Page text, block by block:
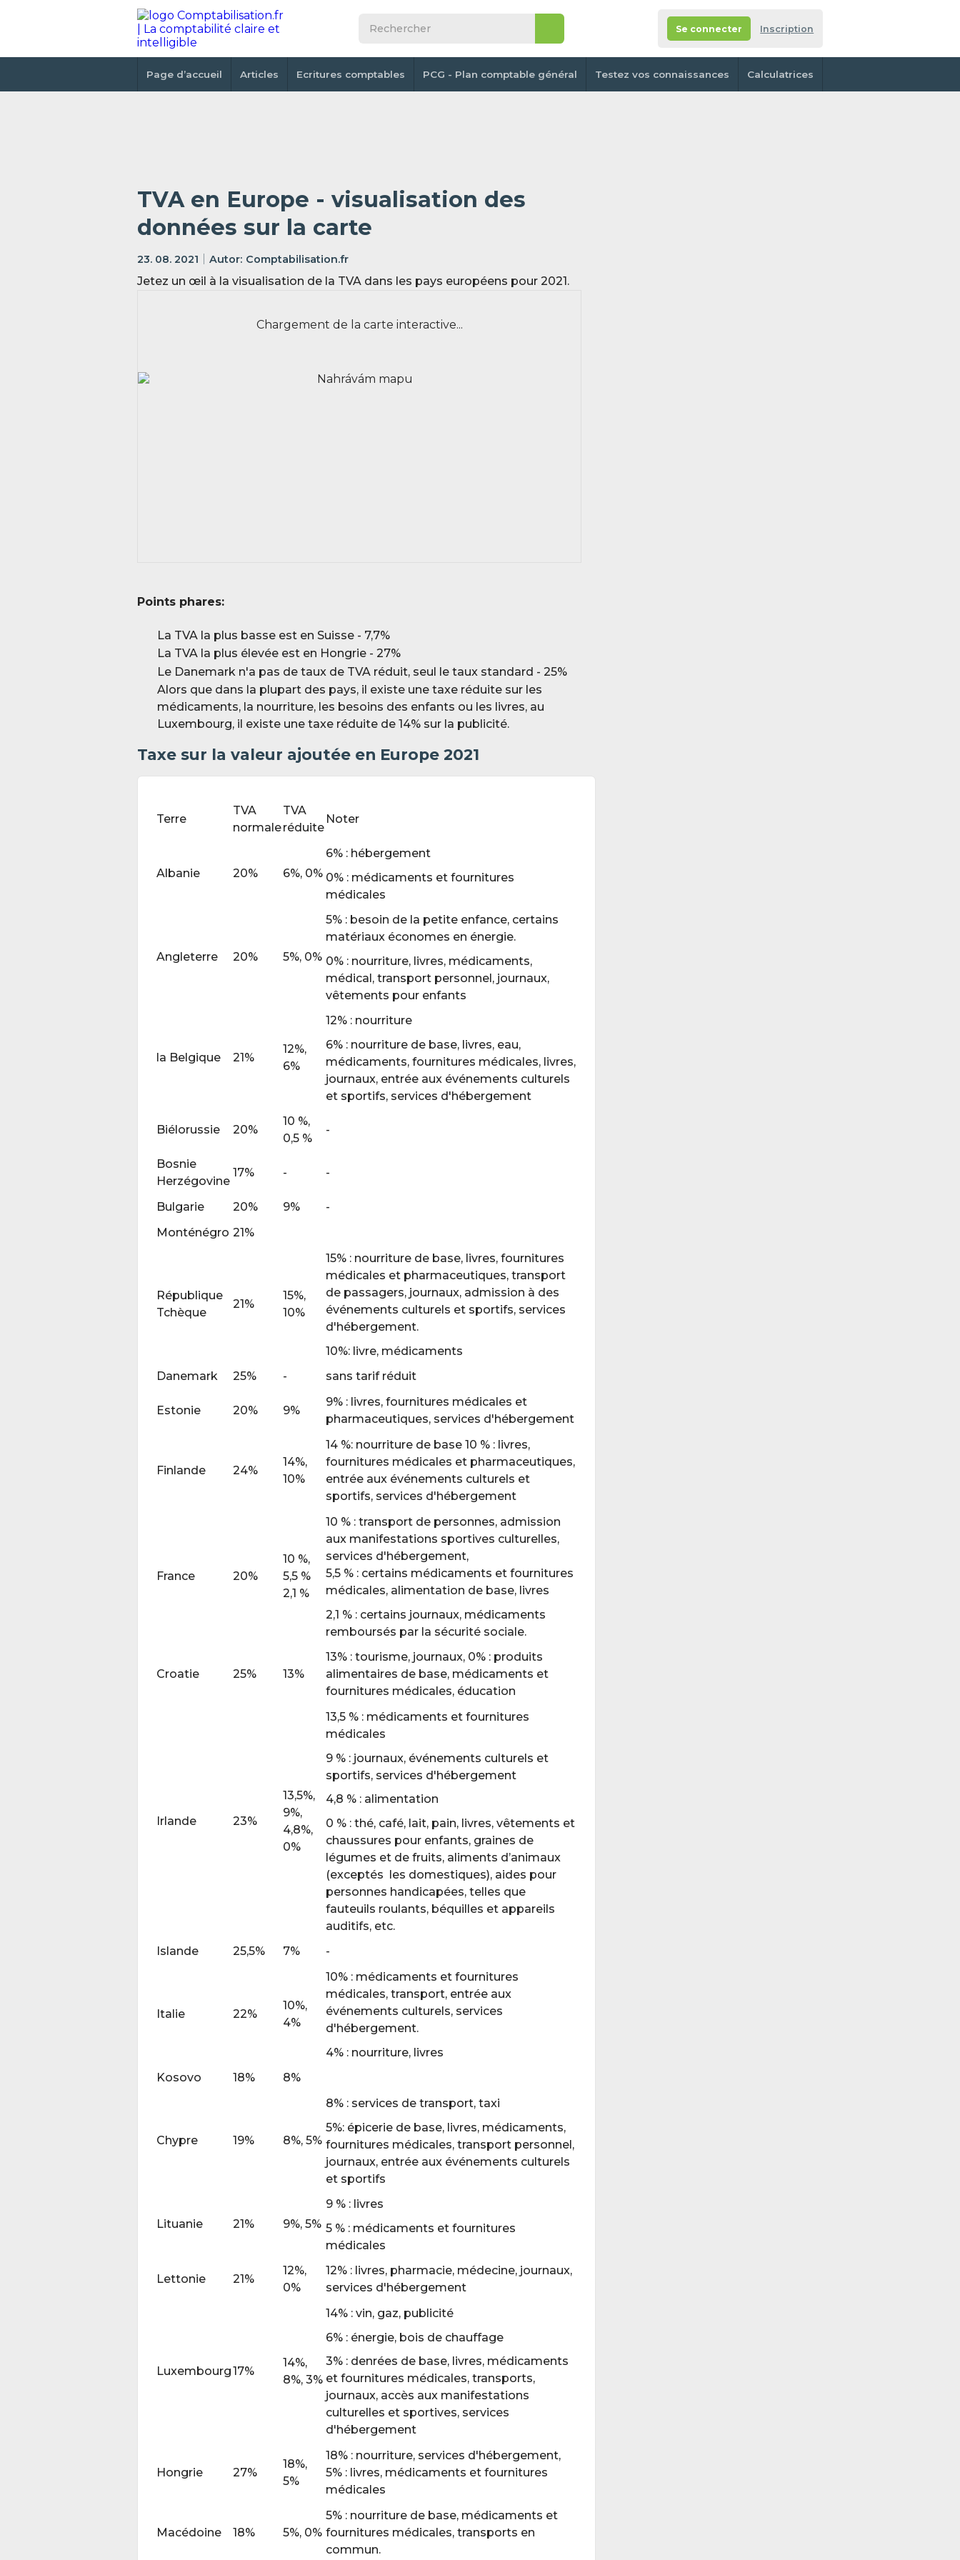
Se connecter Inscription
Page d’accueil Articles Ecritures comptables PCG - Plan comptable général Testez vos connaissances Calculatrices
TVA en Europe - visualisation des
données sur la carte
23. 08. 2021 Comptabilisation.fr
Jetez un œil à la visualisation de la TVA dans les pays européens pour 2021.
Chargement de la carte interactive...
Points phares:
La TVA la plus basse est en Suisse - 7,7%
La TVA la plus élevée est en Hongrie - 27%
Le Danemark n'a pas de taux de TVA réduit, seul le taux standard - 25%
Alors que dans la plupart des pays, il existe une taxe réduite sur les
médicaments, la nourriture, les besoins des enfants ou les livres, au
Luxembourg, il existe une taxe réduite de 14% sur la publicité.
Taxe sur la valeur ajoutée en Europe 2021
Terre
TVA
normale
TVA
réduite
Noter
Albanie 20% 6%, 0%
6% : hébergement
0% : médicaments et fournitures
médicales
Angleterre 20% 5%, 0%
5% : besoin de la petite enfance, certains
matériaux économes en énergie.
0% : nourriture, livres, médicaments,
médical, transport personnel, journaux,
vêtements pour enfants
la Belgique 21%
12%,
6%
12% : nourriture
6% : nourriture de base, livres, eau,
médicaments, fournitures médicales, livres,
journaux, entrée aux événements culturels
et sportifs, services d'hébergement
Biélorussie 20%
10 %,
0,5 %
-
Bosnie
Herzégovine
17% - -
Bulgarie 20% 9%
-
Monténégro 21%
République
Tchèque
21%
15%,
10%
15% : nourriture de base, livres, fournitures
médicales et pharmaceutiques, transport
de passagers, journaux, admission à des
événements culturels et sportifs, services
d'hébergement.
10%: livre, médicaments
Danemark
25% - sans tarif réduit
Estonie 20% 9%
9% : livres, fournitures médicales et
pharmaceutiques, services d'hébergement
Finlande 24%
14%,
10%
14 %: nourriture de base 10 % : livres,
fournitures médicales et pharmaceutiques,
entrée aux événements culturels et
sportifs, services d'hébergement
France 20%
10 %,
5,5 %
2,1 %
10 % : transport de personnes, admission
aux manifestations sportives culturelles,
services d'hébergement,
5,5 % : certains médicaments et fournitures
médicales, alimentation de base, livres
2,1 % : certains journaux, médicaments
remboursés par la sécurité sociale.
Croatie 25% 13%
13% : tourisme, journaux, 0% : produits
alimentaires de base, médicaments et
fournitures médicales, éducation
Irlande 23%
13,5%,
9%,
4,8%,
0%
13,5 % : médicaments et fournitures
médicales
9 % : journaux, événements culturels et
sportifs, services d'hébergement
4,8 % : alimentation
0 % : thé, café, lait, pain, livres, vêtements et
chaussures pour enfants, graines de
légumes et de fruits, aliments d’animaux
(exceptés les domestiques), aides pour
personnes handicapées, telles que
fauteuils roulants, béquilles et appareils
auditifs, etc.
Islande
25,5% 7% -
Italie 22%
10%,
4%
10% : médicaments et fournitures
médicales, transport, entrée aux
événements culturels, services
d'hébergement.
4% : nourriture, livres
Kosovo
18% 8%
Chypre 19% 8%, 5%
8% : services de transport, taxi
5%: épicerie de base, livres, médicaments,
fournitures médicales, transport personnel,
journaux, entrée aux événements culturels
et sportifs
Lituanie 21% 9%, 5%
9 % : livres
5 % : médicaments et fournitures
médicales
Lettonie 21%
12%,
0%
12% : livres, pharmacie, médecine, journaux,
services d'hébergement
Luxembourg17%
14%,
8%, 3%
14% : vin, gaz, publicité
6% : énergie, bois de chauffage
3% : denrées de base, livres, médicaments
et fournitures médicales, transports,
journaux, accès aux manifestations
culturelles et sportives, services
d'hébergement
Hongrie 27%
18%,
5%
18% : nourriture, services d'hébergement,
5% : livres, médicaments et fournitures
médicales
Macédoine 18% 5%, 0%
5% : nourriture de base, médicaments et
fournitures médicales, transports en
commun.